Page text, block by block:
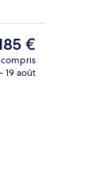
actuel
€
19 août